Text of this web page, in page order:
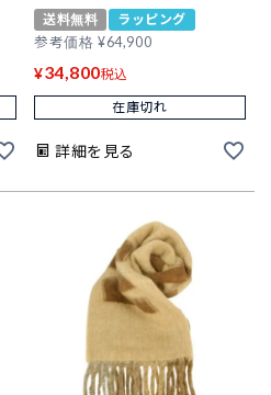
送料無料
ラッピング
参考価格 ¥64,900
¥34,800税込
在庫切れ
詳細を見る